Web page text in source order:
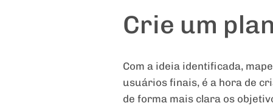
Crie um
Com a ideia identificada,
usuários finais, é a hora de
de forma mais clara os